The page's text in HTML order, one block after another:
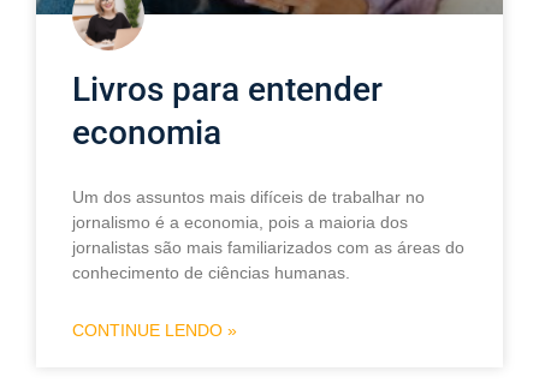
Livros para entender
economia
Um dos assuntos mais difíceis de trabalhar no
jornalismo é a economia, pois a maioria dos
jornalistas são mais familiarizados com as áreas do
conhecimento de ciências humanas.
CONTINUE LENDO »